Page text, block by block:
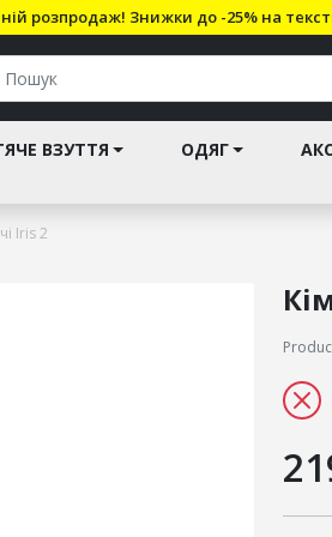
розпродаж! Знижки до -25% на
ВЗУТТЯ ОДЯГ
Iris 2